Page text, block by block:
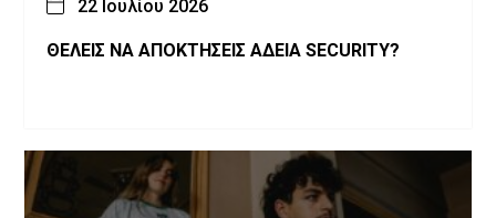
22 Ιουλίου 2026
ΘΕΛΕΙΣ ΝΑ ΑΠΟΚΤΗΣΕΙΣ ΑΔΕΙΑ SECURITY?